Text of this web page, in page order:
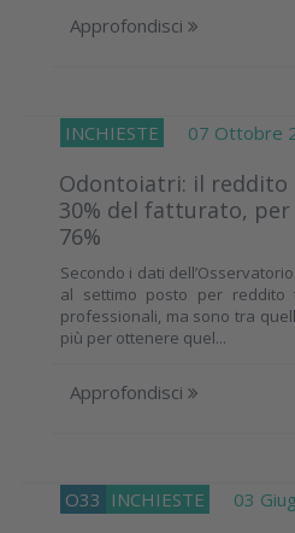
Approfondisci
INCHIESTE 07 Ottobre
Odontoiatri: il reddito
30% del fatturato,
76%
Secondo i dati
al settimo posto per reddito
professionali, ma sono tra
più per ottenere quel...
Approfondisci
O33 INCHIESTE 03